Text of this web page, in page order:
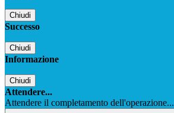
Chiudi
Successo
Chiudi
Informazione
Chiudi
Attendere...
Attendere il completamento dell'operazione...